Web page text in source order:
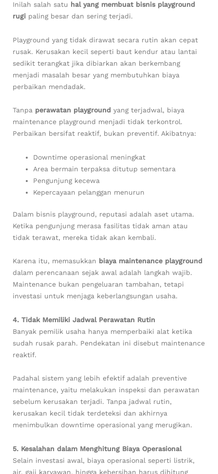
Inilah salah satu hal yang membuat bisnis playground
rugipaling besar dan sering terjadi.
Playground yang tidak dirawat secara rutin akan cepat
rusak. Kerusakan kecil seperti baut kendur atau lantai
sedikit terangkat jika dibiarkan akan berkembang
menjadi masalah besar yang membutuhkan biaya
perbaikan mendadak.
Tanpa perawatan playground yang terjadwal, biaya
maintenance playground menjadi tidak terkontrol.
Perbaikan bersifat reaktif, bukan preventif. Akibatnya:
Downtime operasional meningkat
Area bermain terpaksa ditutup sementara
Pengunjung kecewa
Kepercayaan pelanggan menurun
Dalam bisnis playground, reputasi adalah aset utama.
Ketika pengunjung merasa fasilitas tidak aman atau
tidak terawat, mereka tidak akan kembali.
Karena itu, memasukkan biaya maintenance playground
dalam perencanaan sejak awal adalah langkah wajib.
Maintenance bukan pengeluaran tambahan, tetapi
investasi untuk menjaga keberlangsungan usaha.
4. Tidak Memiliki Jadwal Perawatan Rutin
Banyak pemilik usaha hanya memperbaiki alat ketika
sudah rusak parah. Pendekatan ini disebut maintenance
reaktif.
Padahal sistem yang lebih efektif adalah preventive
maintenance, yaitu melakukan inspeksi dan perawatan
sebelum kerusakan terjadi. Tanpa jadwal rutin,
kerusakan kecil tidak terdeteksi dan akhirnya
menimbulkan downtime operasional yang merugikan.
5. Kesalahan dalam Menghitung Biaya Operasional
Selain investasi awal, biaya operasional seperti listrik,
air, gaji karyawan, hingga kebersihan harus dihitung